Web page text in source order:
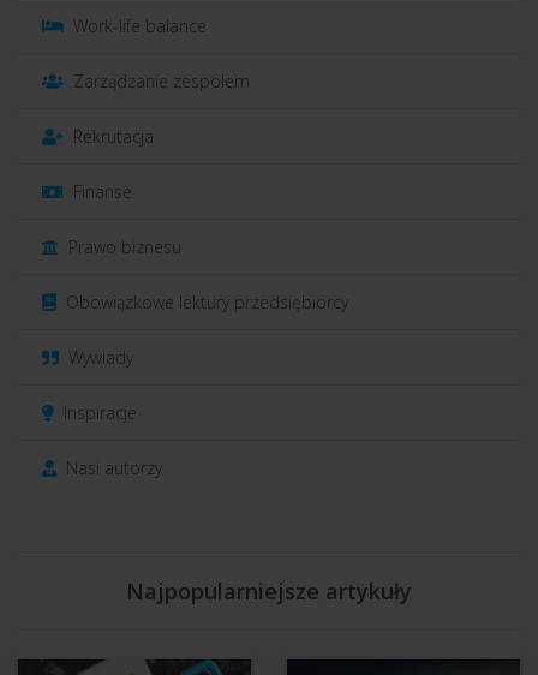
Work-life balance
Zarządzanie zespołem
Rekrutacja
Finanse
Prawo biznesu
Obowiązkowe lektury przedsiębiorcy
Wywiady
Inspiracje
Nasi autorzy
Najpopularniejsze artykuły